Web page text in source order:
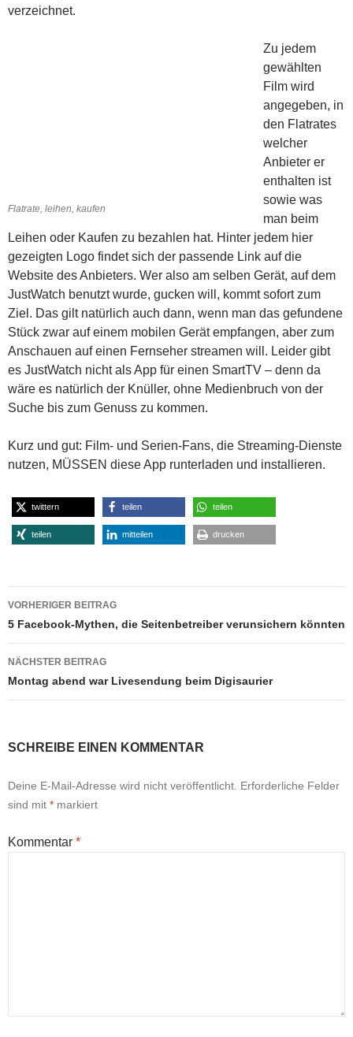
verzeichnet.
Flatrate, leihen, kaufen
Zu jedem
gewählten
Film wird
angegeben, in
den Flatrates
welcher
Anbieter er
enthalten ist
sowie was
man beim
Leihen oder Kaufen zu bezahlen hat. Hinter jedem hier
gezeigten Logo findet sich der passende Link auf die
Website des Anbieters. Wer also am selben Gerät, auf dem
JustWatch benutzt wurde, gucken will, kommt sofort zum
Ziel. Das gilt natürlich auch dann, wenn man das gefundene
Stück zwar auf einem mobilen Gerät empfangen, aber zum
Anschauen auf einen Fernseher streamen will. Leider gibt
es JustWatch nicht als App für einen SmartTV – denn da
wäre es natürlich der Knüller, ohne Medienbruch von der
Suche bis zum Genuss zu kommen.
Kurz und gut: Film- und Serien-Fans, die Streaming-Dienste
nutzen, MÜSSEN diese App runterladen und installieren.
twittern teilen teilen
teilen mitteilen drucken
Beitragsnavigation
VORHERIGER BEITRAG
5 Facebook-Mythen, die Seitenbetreiber verunsichern könnten
NÄCHSTER BEITRAG
Montag abend war Livesendung beim Digisaurier
SCHREIBE EINEN KOMMENTAR
Deine E-Mail-Adresse wird nicht veröffentlicht. Erforderliche Felder
sind mit * markiert
Kommentar *